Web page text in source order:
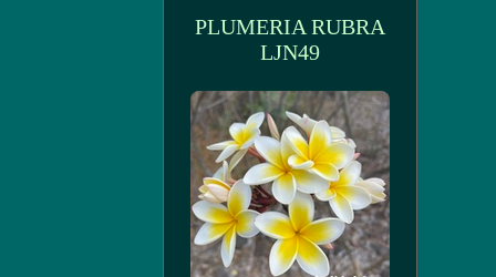
PLUMERIA RUBRA
LJN49